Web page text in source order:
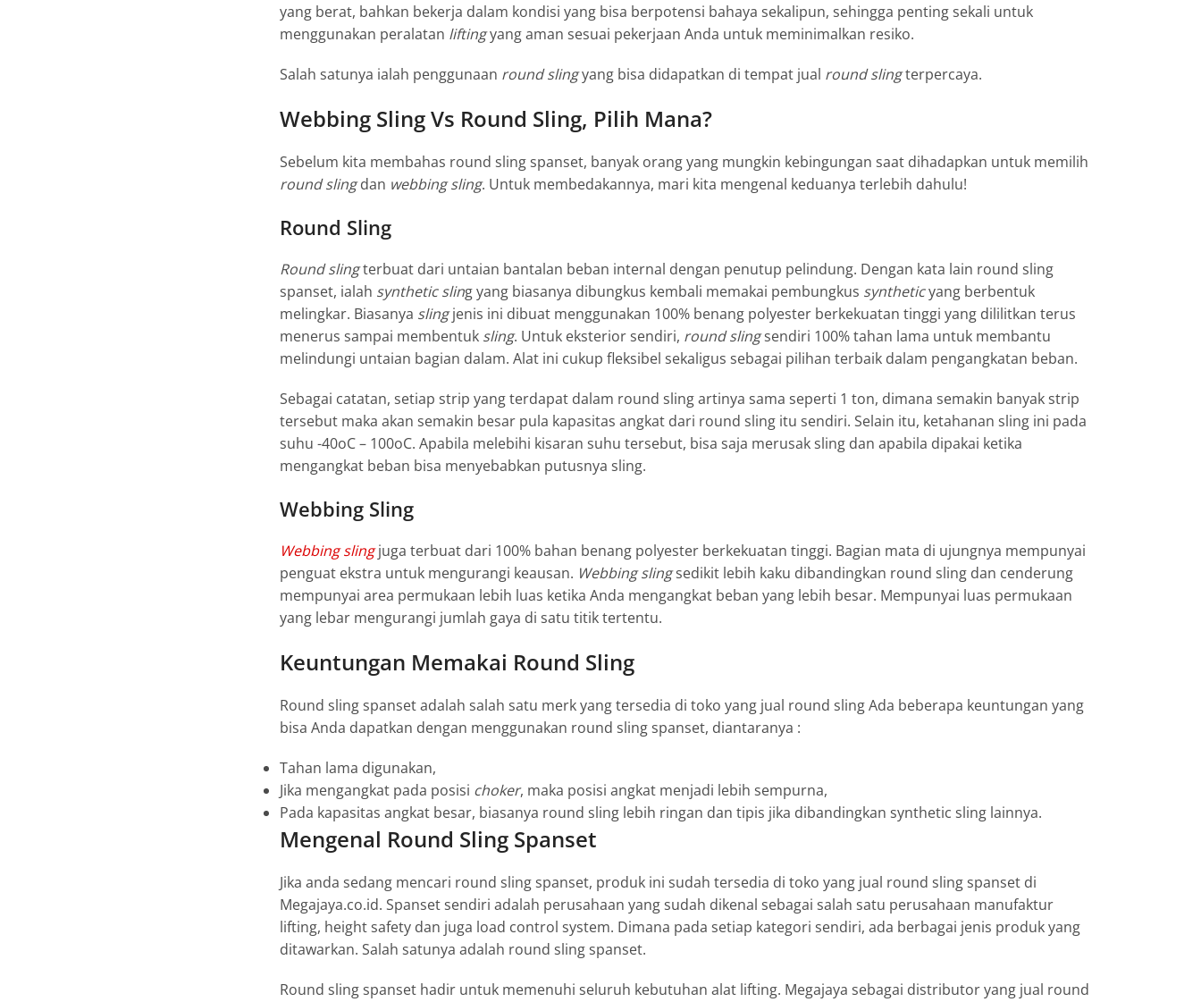
yang berat, bahkan bekerja dalam kondisi yang bisa berpotensi bahaya sekalipun, sehingga penting sekali untuk
menggunakan peralatan liftingyang aman sesuai pekerjaan Anda untuk meminimalkan resiko.
Salah satunya ialah penggunaan round slingyang bisa didapatkan di tempat jual round slingterpercaya.
Webbing Sling Vs Round Sling, Pilih Mana?
Sebelum kita membahas round sling spanset, banyak orang yang mungkin kebingungan saat dihadapkan untuk memilih
round slingdan webbing sling. Untuk membedakannya, mari kita mengenal keduanya terlebih dahulu!
Round Sling
Round slingterbuat dari untaian bantalan beban internal dengan penutup pelindung. Dengan kata lain round sling
spanset, ialah synthetic sling yang biasanya dibungkus kembali memakai pembungkus syntheticyang berbentuk
melingkar. Biasanya slingjenis ini dibuat menggunakan 100% benang polyester berkekuatan tinggi yang dililitkan terus
menerus sampai membentuk sling. Untuk eksterior sendiri, round slingsendiri 100% tahan lama untuk membantu
melindungi untaian bagian dalam. Alat ini cukup fleksibel sekaligus sebagai pilihan terbaik dalam pengangkatan beban.
Sebagai catatan, setiap strip yang terdapat dalam round slingartinya sama seperti 1 ton, dimana semakin banyak strip
tersebut maka akan semakin besar pula kapasitas angkat dari round slingitu sendiri. Selain itu, ketahanan sling ini pada
suhu -40oC – 100oC. Apabila melebihi kisaran suhu tersebut, bisa saja merusak sling dan apabila dipakai ketika
mengangkat beban bisa menyebabkan putusnya sling.
Webbing Sling
Webbing slingjuga terbuat dari 100% bahan benang polyester berkekuatan tinggi. Bagian mata di ujungnya mempunyai
penguat ekstra untuk mengurangi keausan. Webbing slingsedikit lebih kaku dibandingkan round sling dan cenderung
mempunyai area permukaan lebih luas ketika Anda mengangkat beban yang lebih besar. Mempunyai luas permukaan
yang lebar mengurangi jumlah gaya di satu titik tertentu.
Keuntungan Memakai Round Sling
Round sling spansetadalah salah satu merk yang tersedia di toko yang jual round sling Ada beberapa keuntungan yang
bisa Anda dapatkan dengan menggunakan round sling spanset, diantaranya :
Tahan lama digunakan,
Jika mengangkat pada posisi choker, maka posisi angkat menjadi lebih sempurna,
Pada kapasitas angkat besar, biasanya round sling lebih ringan dan tipis jika dibandingkan synthetic sling lainnya.
Mengenal Round Sling Spanset
Jika anda sedang mencari round sling spanset, produk ini sudah tersedia di toko yang jual round sling spanset di
Megajaya.co.id. Spanset sendiri adalah perusahaan yang sudah dikenal sebagai salah satu perusahaan manufaktur
lifting, height safety dan juga load control system. Dimana pada setiap kategori sendiri, ada berbagai jenis produk yang
ditawarkan. Salah satunya adalah round sling spanset.
Round sling spansethadir untuk memenuhi seluruh kebutuhan alat lifting. Megajaya sebagai distributor yang jual round